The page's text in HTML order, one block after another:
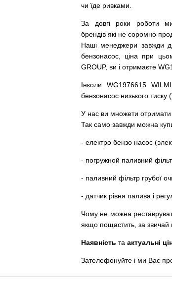
чи їде ривками
За довгі роки роботи
брендів які не соромно
Наші менеджери завжди
бензонасос
ціна при
GROUP, ви і отримаєте
Інколи WG1976615
бензонасос низького тиску (
У нас ви множети отримати
Так само завжди можна
- електро бензо насос
- погружной паливний
- паливний фільтр грубої
- датчик рівня палива і
Чому не можна
якщо пощастить, за звичай
Наявність та актуальні
Зателефонуйте і ми Вас